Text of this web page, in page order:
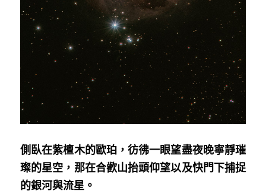
側臥在紫檀木的歐珀，彷彿一眼望盡夜晚寧靜璀
璨的星空，那在合歡山抬頭仰望以及快門下捕捉
的銀河與流星。